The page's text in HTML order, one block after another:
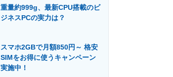
建設×テクノロジーの最前線
重量約999g、最新CPU搭載のビ
ジネスPCの実力は？
スマホ2GBで月額850円～ 格安
SIMをお得に使うキャンペーン
実施中！